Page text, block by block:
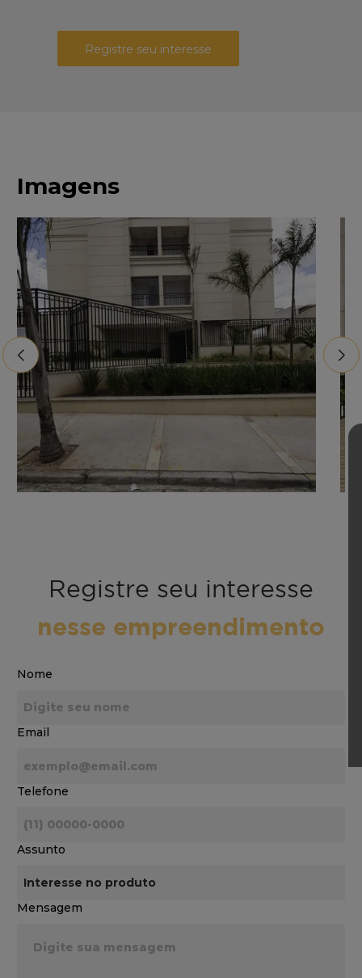
Registre seu interesse
Imagens
Registre seu interesse
nesse empreendimento
Nome
Email
Telefone
Assunto
Mensagem